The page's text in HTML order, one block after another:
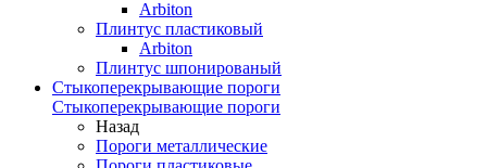
Arbiton
Плинтус пластиковый
Arbiton
Плинтус шпонированый
Стыкоперекрывающие пороги
Стыкоперекрывающие пороги
Назад
Пороги металлические